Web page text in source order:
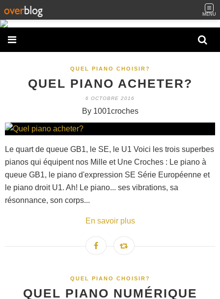
MENU
QUEL PIANO CHOISIR?
QUEL PIANO ACHETER?
6 OCTOBRE 2016
By 1001croches
Le quart de queue GB1, le SE, le U1 Voici les trois superbes
pianos qui équipent nos Mille et Une Croches : Le piano à
queue GB1, le piano d'expression SE Série Européenne et
le piano droit U1. Ah! Le piano... ses vibrations, sa
résonnance, son corps...
En savoir plus
QUEL PIANO CHOISIR?
QUEL PIANO NUMÉRIQUE